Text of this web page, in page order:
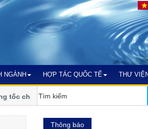
NGÀNH HỢP TÁC QUỐC TẾ THƯ
chuyển đổi số, thích ứng biến
VWSA
2026) tại
Thông báo